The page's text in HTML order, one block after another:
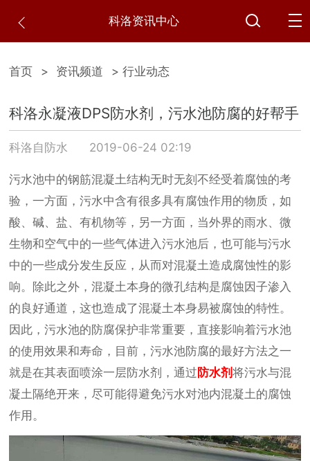
科洛资讯中心
首页 > 资讯频道 > 行业动态
科洛永凝液DPS防水剂，污水池防腐的好帮手
科洛自防水 2019-06-24 02:19
污水池中的钢筋混凝土结构无时无刻不经受着腐蚀的考
验，一方面，污水中含有很多具有腐蚀作用的物质，如
酸、碱、盐、有机物等，另一方面，当外界的雨水、微
生物和空气中的一些气体进入污水池后，也可能与污水
中的一些成分发生反应，从而对混凝土造成腐蚀性的影
响。除此之外，混凝土本身的微孔结构是腐蚀因子渗入
的良好通道，这也造成了混凝土本身易被腐蚀的特性。
因此，污水池的防腐保护非常重要，直接影响着污水池
的使用效果和寿命，目前，污水池防腐的最好方法之一
就是在其表面喷涂一层防水剂，通过 防水剂将污水与混
凝土隔绝开来，尽可能得避免污水对池内混凝土的腐蚀
作用。